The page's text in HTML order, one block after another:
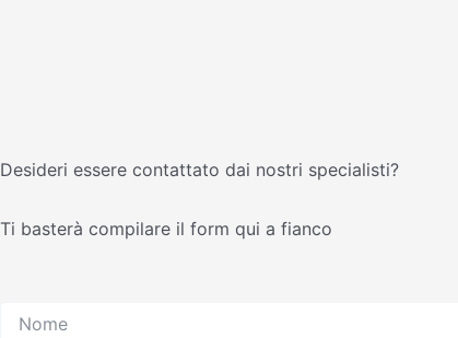
Desideri essere contattato dai nostri specialisti?
Ti basterà compilare il form qui a fianco